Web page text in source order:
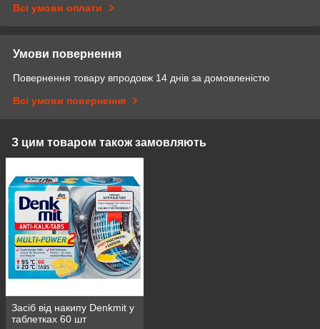
Всі умови оплати
Умови повернення
Повернення товару впродовж 14 днів за домовленістю
Всі умови повернення
З цим товаром також замовляють
Засіб від накипу Denkmit у
таблетках 60 шт